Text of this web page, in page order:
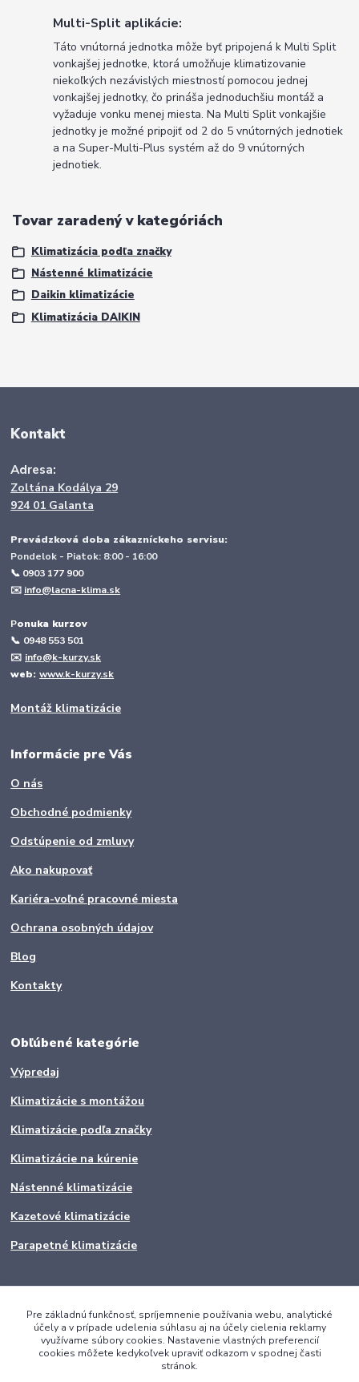
Multi-Split aplikácie:
Táto vnútorná jednotka môže byť pripojená k Multi Split
vonkajšej jednotke, ktorá umožňuje klimatizovanie
niekoľkých nezávislých miestností pomocou jednej
vonkajšej jednotky, čo prináša jednoduchšiu montáž a
vyžaduje vonku menej miesta. Na Multi Split vonkajšie
jednotky je možné pripojiť od 2 do 5 vnútorných jednotiek
a na Super-Multi-Plus systém až do 9 vnútorných
jednotiek.
Tovar zaradený v kategóriách
Klimatizácia podľa značky
Nástenné klimatizácie
Daikin klimatizácie
Klimatizácia DAIKIN
Kontakt
Adresa:
Zoltána Kodálya 29
924 01 Galanta
Prevádzková doba zákazníckeho servisu:
Pondelok - Piatok: 8:00 - 16:00
📞 0903 177 900
✉️ info@lacna-klima.sk
Ponuka kurzov
📞 0948 553 501
✉️ info@k-kurzy.sk
web:www.k-kurzy.sk
Montáž klimatizácie
Informácie pre Vás
O nás
Obchodné podmienky
Odstúpenie od zmluvy
Ako nakupovať
Kariéra-voľné pracovné miesta
Ochrana osobných údajov
Blog
Kontakty
Obľúbené kategórie
Výpredaj
Klimatizácie s montážou
Klimatizácie podľa značky
Klimatizácie na kúrenie
Nástenné klimatizácie
Kazetové klimatizácie
Parapetné klimatizácie
Pre základnú funkčnosť, spríjemnenie používania webu, analytické
účely a v prípade udelenia súhlasu aj na účely cielenia reklamy
využívame súbory cookies. Nastavenie vlastných preferencií
cookies môžete kedykoľvek upraviť odkazom v spodnej časti
stránok.